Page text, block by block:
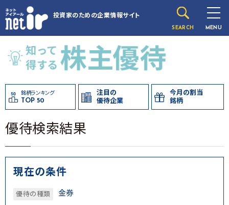
投資家のための企業情報サイト
SEARCH MENU
銘柄ランキング
TOP 50
注目の
優待企業
今月の割当
銘柄
優待検索結果
現在の条件
優待の種類 金券